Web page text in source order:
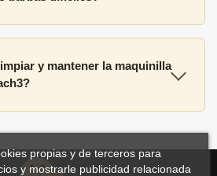
y mantener la maquinilla
propias y de terceros para
y mostrarle publicidad relacionada